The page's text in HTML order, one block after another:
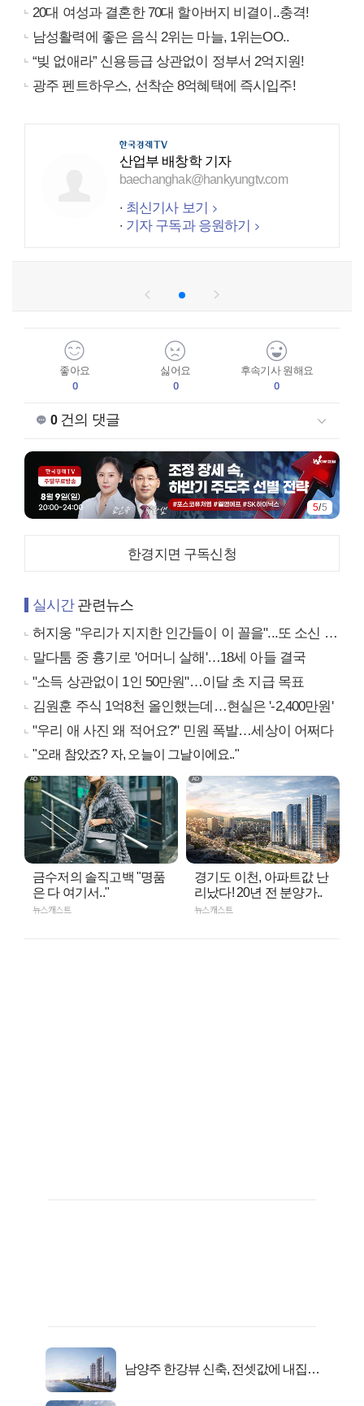
20대 여성과 결혼한 70대 할아버지 비결이..충격!
남성활력에 좋은 음식 2위는 마늘, 1위는OO..
“빚 없애라” 신용등급 상관없이 정부서 2억지원!
광주 펜트하우스, 선착순 8억혜택에 즉시입주!
산업부 배창학 기자
baechanghak@hankyungtv.com
최신기사 보기
기자 구독과 응원하기
좋아요
0
싫어요
0
후속기사 원해요
0
0건의 댓글
1/5
한경지면 구독신청
실시간관련뉴스
허지웅 "우리가 지지한 인간들이 이 꼴을"...또 소신 발언
말다툼 중 흉기로 '어머니 살해'…18세 아들 결국
"소득 상관없이 1인 50만원"…이달 초 지급 목표
김원훈 주식 1억8천 올인했는데…현실은 '-2,400만원'
"우리 애 사진 왜 적어요?" 민원 폭발…세상이 어쩌다
"오래 참았죠? 자, 오늘이 그날이에요.."
금수저의 솔직고백 "명품
은 다 여기서.."
뉴스캐스트
경기도 이천, 아파트값 난
리났다! 20년 전 분양가..
뉴스캐스트
남양주 한강뷰 신축, 전셋값에 내집마